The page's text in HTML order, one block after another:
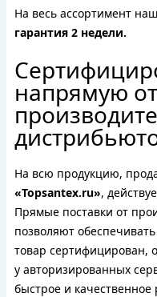
На весь ассортимент
гарантия 2 недели.
напрямую от
На всю продукцию,
«Topsantex.ru»,
Прямые поставки от
позволяют
товар сертифицирован,
у авторизированных
быстрое и